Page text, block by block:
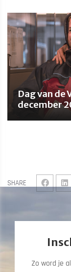
SHARE
Dag van de
december
Zo word je